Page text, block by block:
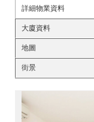
詳細物業資料
大廈資料
地圖
街景